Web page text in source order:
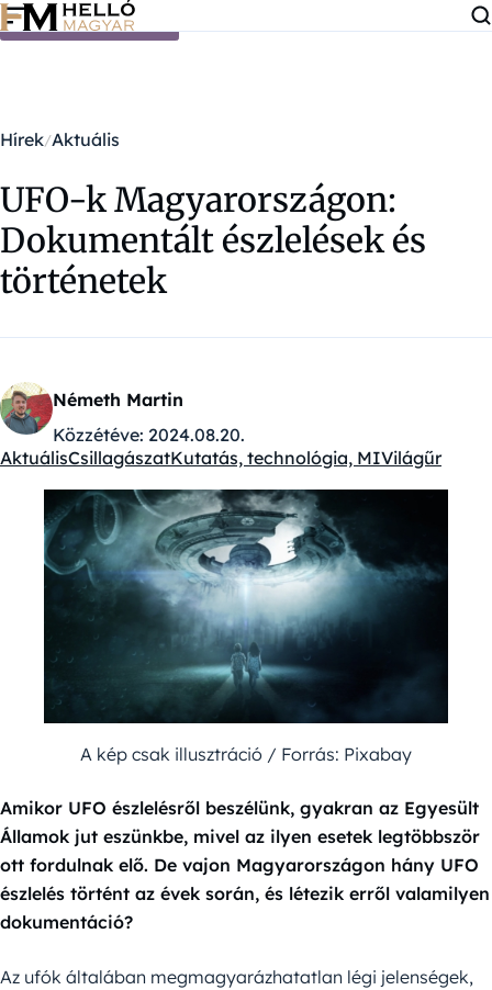
Ugrás a tartalomra
Hírek Aktuális
UFO-k Magyarországon:
Dokumentált észlelések és
történetek
Németh Martin
Közzétéve: 2024.08.20.
Kategóriák:
AktuálisCsillagászatKutatás, technológia, MIVilágűr
A kép csak illusztráció / Forrás: Pixabay
Amikor UFO észlelésről beszélünk, gyakran az Egyesült
Államok jut eszünkbe, mivel az ilyen esetek legtöbbször
ott fordulnak elő. De vajon Magyarországon hány UFO
észlelés történt az évek során, és létezik erről valamilyen
dokumentáció?
Az ufók általában megmagyarázhatatlan légi jelenségek,